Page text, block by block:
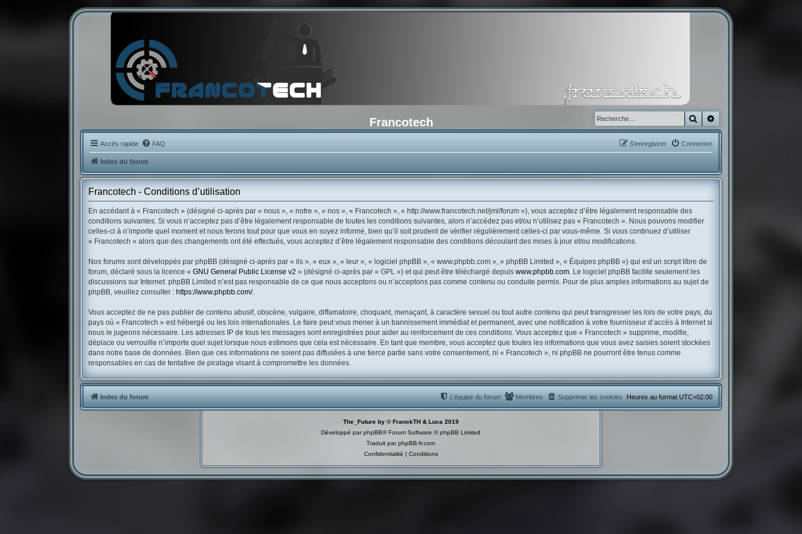
Francotech Rechercher
Accès rapide FAQ Connexion
S’enregistrer
Index du forum
Francotech - Conditions d’utilisation
En accédant à « Francotech » (désigné ci-après par « nous », « notre », « nos », « Francotech », « http://www.francotech.net/jml/forum »), vous acceptez d’être légalement responsable des
conditions suivantes. Si vous n’acceptez pas d’être légalement responsable de toutes les conditions suivantes, alors n’accédez pas et/ou n’utilisez pas « Francotech ». Nous pouvons modifier
celles-ci à n’importe quel moment et nous ferons tout pour que vous en soyez informé, bien qu’il soit prudent de vérifier régulièrement celles-ci par vous-même. Si vous continuez d’utiliser
« Francotech » alors que des changements ont été effectués, vous acceptez d’être légalement responsable des conditions découlant des mises à jour et/ou modifications.
Nos forums sont développés par phpBB (désigné ci-après par « ils », « eux », « leur », « logiciel phpBB », « www.phpbb.com », « phpBB Limited », « Équipes phpBB ») qui est un script libre de
forum, déclaré sous la licence «GNU General Public License v2 » (désigné ci-après par « GPL ») et qui peut être téléchargé depuiswww.phpbb.com. Le logiciel phpBB facilite seulement les
discussions sur Internet. phpBB Limited n’est pas responsable de ce que nous acceptons ou n’acceptons pas comme contenu ou conduite permis. Pour de plus amples informations au sujet de
phpBB, veuillez consulter : https://www.phpbb.com/.
Vous acceptez de ne pas publier de contenu abusif, obscène, vulgaire, diffamatoire, choquant, menaçant, à caractère sexuel ou tout autre contenu qui peut transgresser les lois de votre pays, du
pays où « Francotech » est hébergé ou les lois internationales. Le faire peut vous mener à un bannissement immédiat et permanent, avec une notification à votre fournisseur d’accès à Internet si
nous le jugeons nécessaire. Les adresses IP de tous les messages sont enregistrées pour aider au renforcement de ces conditions. Vous acceptez que « Francotech » supprime, modifie,
déplace ou verrouille n’importe quel sujet lorsque nous estimons que cela est nécessaire. En tant que membre, vous acceptez que toutes les informations que vous avez saisies soient stockées
dans notre base de données. Bien que ces informations ne soient pas diffusées à une tierce partie sans votre consentement, ni « Francotech », ni phpBB ne pourront être tenus comme
responsables en cas de tentative de piratage visant à compromettre les données.
Index du forum Heures au format UTC+02:00
Supprimer les cookies
Membres
L’équipe du forum
The_Future by © FranckTH & Luca 2019
Développé parphpBB® Forum Software © phpBB Limited
Traduit parphpBB-fr.com
Confidentialité
Conditions